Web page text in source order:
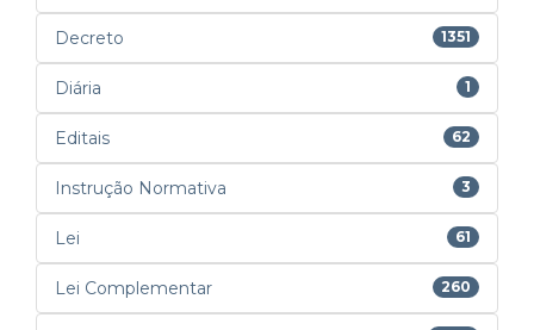
Decreto 1351
Diária 1
Editais 62
Instrução Normativa 3
Lei 61
Lei Complementar 260